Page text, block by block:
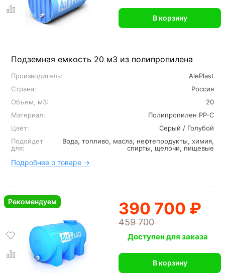
Подземная емкость 20 м3 из полипропилена
Производитель:
AlePlast
Страна:
Россия
Объем, м3:
20
Материал:
Полипропилен PP-C
Цвет:
Серый / Голубой
Подойдет
для:
Вода, топливо, масла, нефтепродукты, химия,
спирты, щелочи, пищевые
Подробнее о товаре →
В корзину
390 700 ₽
459 700
Рекомендуем
Доступен для заказа
В корзину